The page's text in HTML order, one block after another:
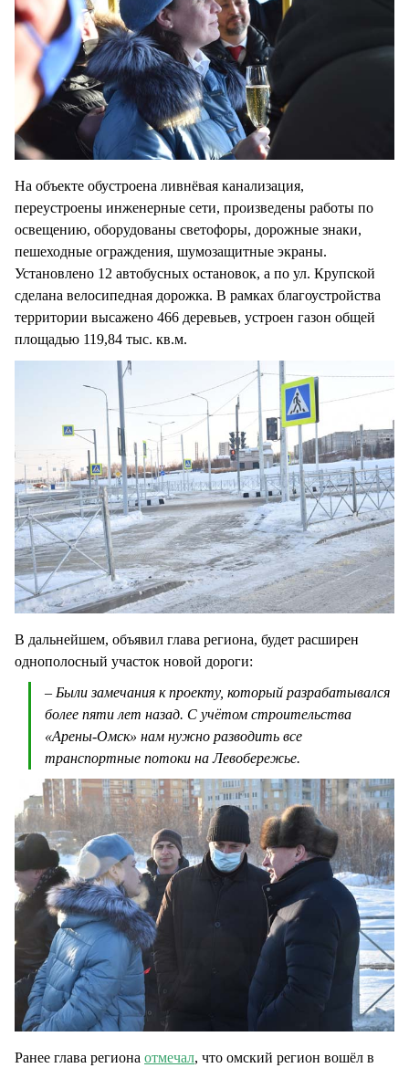
На объекте обустроена ливнёвая канализация,
переустроены инженерные сети, произведены работы по
освещению, оборудованы светофоры, дорожные знаки,
пешеходные ограждения, шумозащитные экраны.
Установлено 12 автобусных остановок, а по ул. Крупской
сделана велосипедная дорожка. В рамках благоустройства
территории высажено 466 деревьев, устроен газон общей
площадью 119,84 тыс. кв.м.
В дальнейшем, объявил глава региона, будет расширен
однополосный участок новой дороги:
– Были замечания к проекту, который разрабатывался
более пяти лет назад. С учётом строительства
«Арены-Омск» нам нужно разводить все
транспортные потоки на Левобережье.
Ранее глава региона отмечал, что омский регион вошёл в